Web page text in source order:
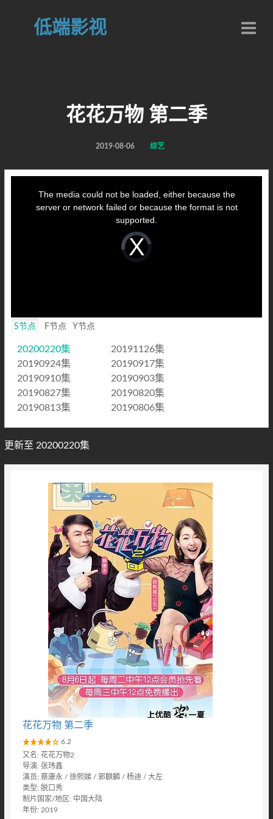
低端影视
花花万物 第二季
2019-08-06 综艺
Video
Player
loading.
The media could not be loaded, either because the
server or network failed or because the format is not
supported.
S节点 F节点 Y节点
20200220集
20191126集
20190924集
20190917集
20190910集
20190903集
20190827集
20190820集
20190813集
20190806集
更新至 20200220集
花花万物 第二季
6.2
又名: 花花万物2
导演: 张玮鑫
演员: 蔡康永 / 徐熙娣 / 郭麒麟 / 杨迪 / 大左
类型: 脱口秀
制片国家/地区: 中国大陆
年份: 2019